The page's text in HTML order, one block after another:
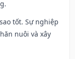
tốt. Sự nghiệp
nuôi và xây